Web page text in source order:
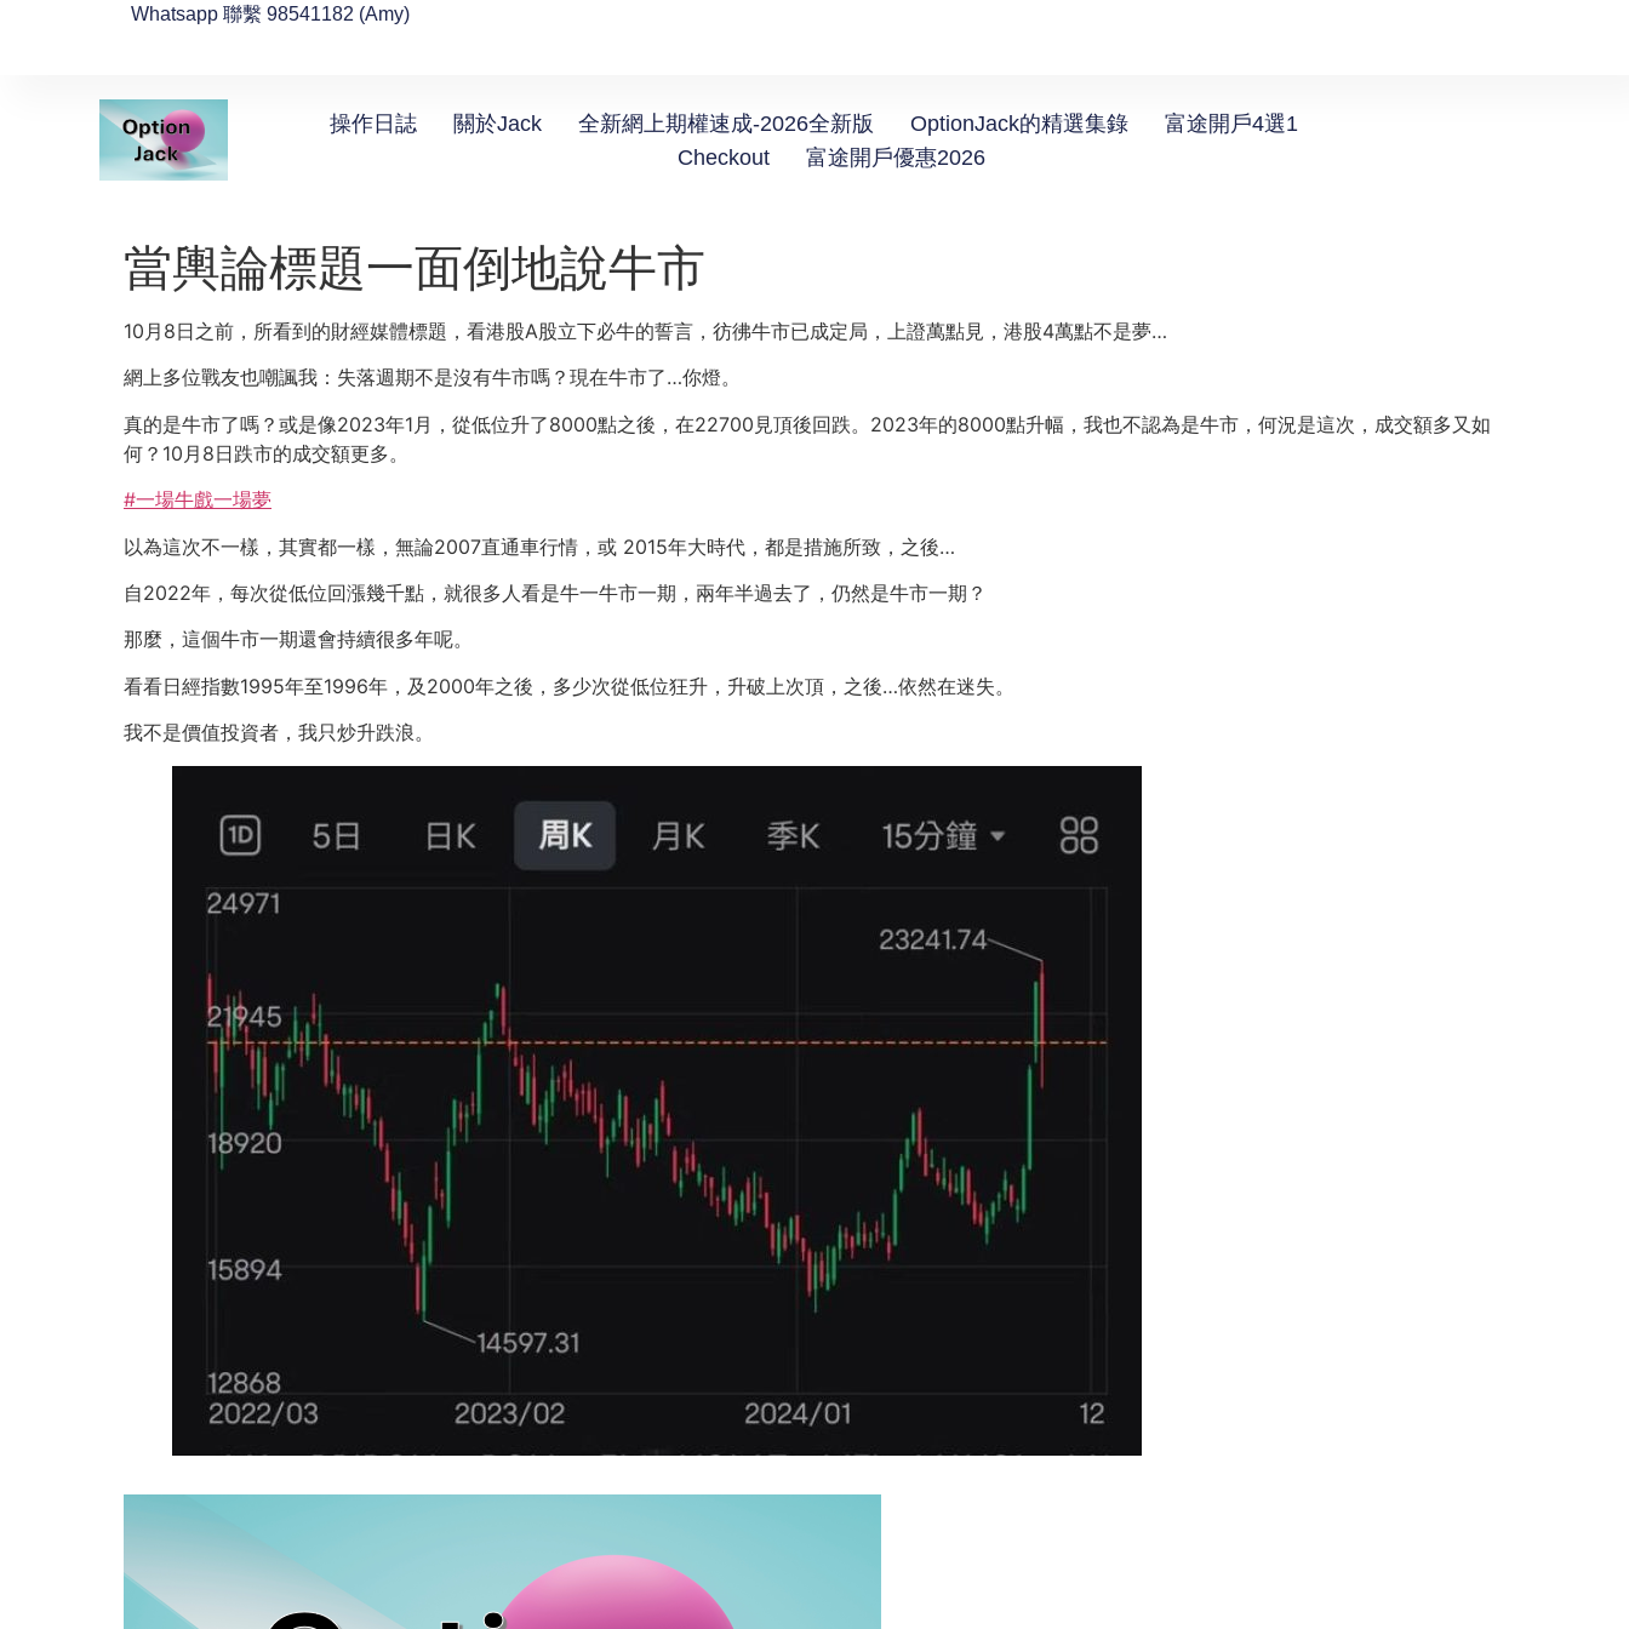
Whatsapp 聯繫 98541182 (Amy)
操作日誌 關於Jack 全新網上期權速成-2026全新版 OptionJack的精選集錄
富途開戶4選1
Checkout
富途開戶優惠2026
當輿論標題一面倒地說牛市
10月8日之前，所看到的財經媒體標題，看港股A股立下必牛的誓言，彷彿牛市已成定局，上證萬點見，港股4萬點不是夢…
網上多位戰友也嘲諷我：失落週期不是沒有牛市嗎？現在牛市了…你燈。
真的是牛市了嗎？或是像2023年1月，從低位升了8000點之後，在22700見頂後回跌。2023年的8000點升幅，我也不認為是牛市，何況是這次，成交額多又如
何？10月8日跌市的成交額更多。
#一場牛戲一場夢
以為這次不一樣，其實都一樣，無論2007直通車行情，或 2015年大時代，都是措施所致，之後…
自2022年，每次從低位回漲幾千點，就很多人看是牛一牛市一期，兩年半過去了，仍然是牛市一期？
那麼，這個牛市一期還會持續很多年呢。
看看日經指數1995年至1996年，及2000年之後，多少次從低位狂升，升破上次頂，之後…依然在迷失。
我不是價值投資者，我只炒升跌浪。